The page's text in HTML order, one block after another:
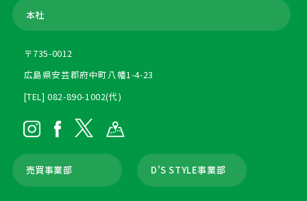
本社
〒735-0012
広島県安芸郡府中町八幡1-4-23
[TEL] 082-890-1002(代)
売買事業部 D'S STYLE事業部